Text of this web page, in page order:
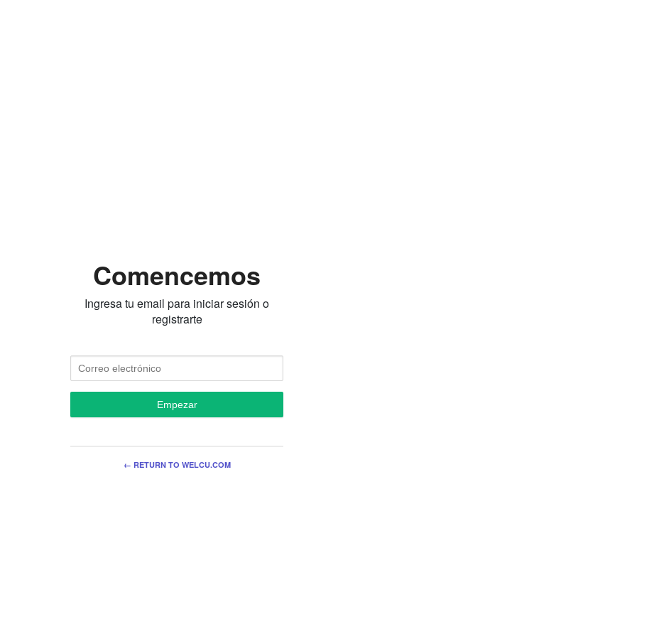
Comencemos
Ingresa tu email para iniciar sesión o
registrarte
Empezar
← RETURN TO WELCU.COM